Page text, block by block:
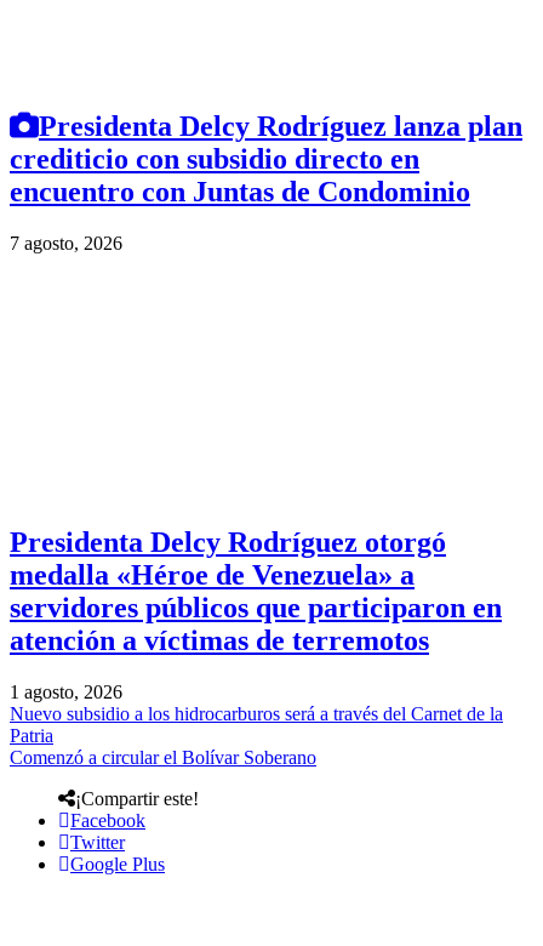
Presidenta Delcy Rodríguez lanza plan
crediticio con subsidio directo en
encuentro con Juntas de Condominio
7 agosto, 2026
Presidenta Delcy Rodríguez otorgó
medalla «Héroe de Venezuela» a
servidores públicos que participaron en
atención a víctimas de terremotos
1 agosto, 2026
Nuevo subsidio a los hidrocarburos será a través del Carnet de la
Patria
Comenzó a circular el Bolívar Soberano
¡Compartir este!
Facebook
Twitter
Google Plus